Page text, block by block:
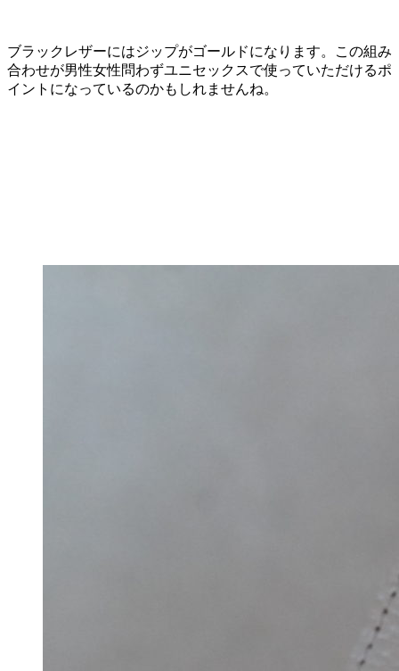
ブラックレザーにはジップがゴールドになります。この組み
合わせが男性女性問わずユニセックスで使っていただけるポ
イントになっているのかもしれませんね。